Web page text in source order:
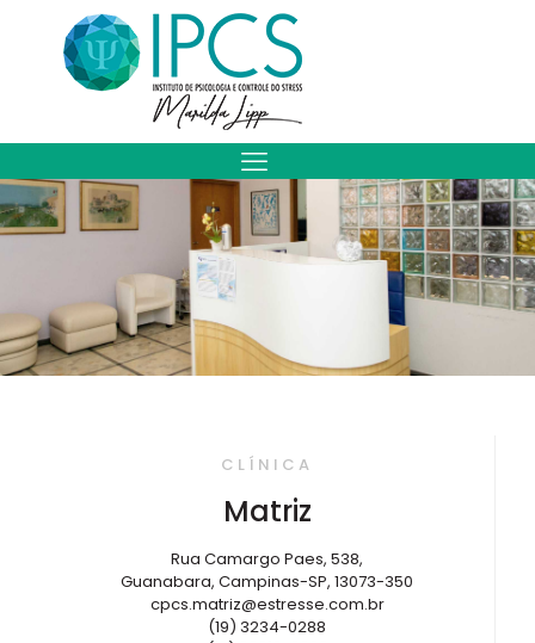
CLÍNICA
Matriz
Rua Camargo Paes, 538,
Guanabara, Campinas-SP, 13073-350
cpcs.matriz@estresse.com.br
(19) 3234-0288